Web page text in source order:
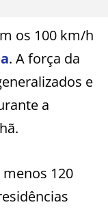
os 100 km/h
. A força da
e
a
120